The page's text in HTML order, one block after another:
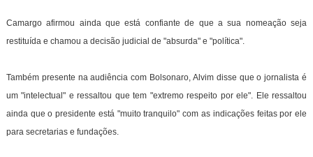
Camargo afirmou ainda que está confiante de que a sua nomeação seja
restituída e chamou a decisão judicial de "absurda" e "política".
Também presente na audiência com Bolsonaro, Alvim disse que o jornalista é
um "intelectual" e ressaltou que tem "extremo respeito por ele". Ele ressaltou
ainda que o presidente está "muito tranquilo" com as indicações feitas por ele
para secretarias e fundações.